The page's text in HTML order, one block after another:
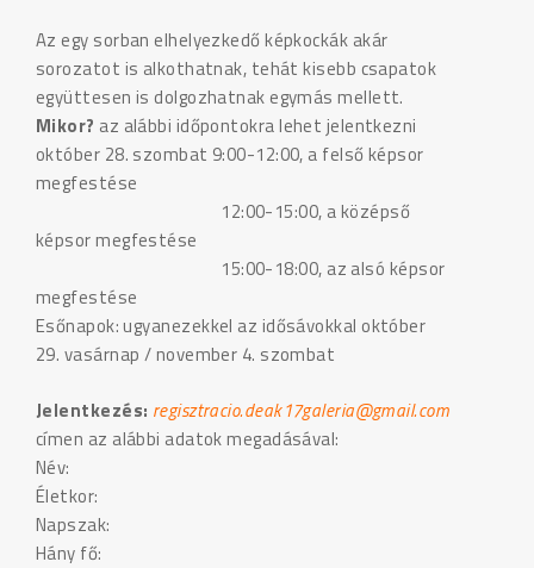
Az egy sorban elhelyezkedő képkockák akár
sorozatot is alkothatnak, tehát kisebb csapatok
együttesen is dolgozhatnak egymás mellett.
Mikor? az alábbi időpontokra lehet jelentkezni
október 28. szombat 9:00-12:00, a felső képsor
megfestése
12:00-15:00, a középső
képsor megfestése
15:00-18:00, az alsó képsor
megfestése
Esőnapok: ugyanezekkel az idősávokkal október
29. vasárnap / november 4. szombat
Jelentkezés: regisztracio.deak17galeria@gmail.com
címen az alábbi adatok megadásával:
Név:
Életkor:
Napszak:
Hány fő: